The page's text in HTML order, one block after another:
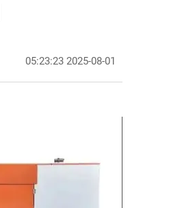
2025-08-01 05:23:23